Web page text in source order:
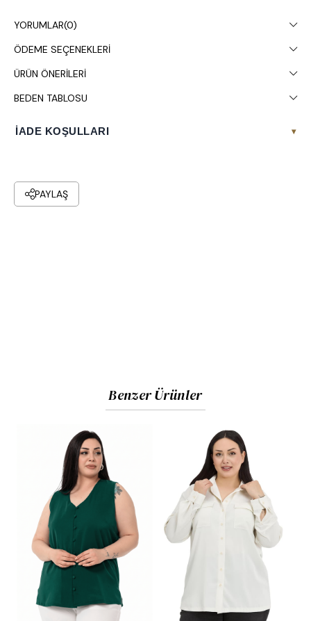
Çamaşır makinesinde 30° yıkanması tavsiye edilir.
YORUMLAR(0)
ÖDEME SEÇENEKLERI
ÜRÜN ÖNERILERI
BEDEN TABLOSU
İADE KOŞULLARI ▾
PAYLAŞ
Benzer Ürünler